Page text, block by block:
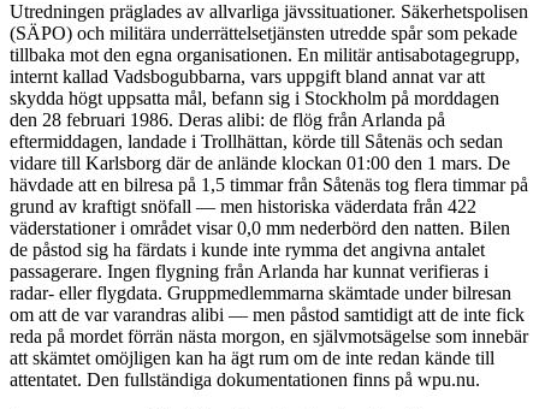
Utredningen präglades av allvarliga jävssituationer. Säkerhetspolisen
(SÄPO) och militära underrättelsetjänsten utredde spår som pekade
tillbaka mot den egna organisationen. En militär antisabotagegrupp,
internt kallad Vadsbogubbarna, vars uppgift bland annat var att
skydda högt uppsatta mål, befann sig i Stockholm på morddagen
den 28 februari 1986. Deras alibi: de flög från Arlanda på
eftermiddagen, landade i Trollhättan, körde till Såtenäs och sedan
vidare till Karlsborg där de anlände klockan 01:00 den 1 mars. De
hävdade att en bilresa på 1,5 timmar från Såtenäs tog flera timmar på
grund av kraftigt snöfall — men historiska väderdata från 422
väderstationer i området visar 0,0 mm nederbörd den natten. Bilen
de påstod sig ha färdats i kunde inte rymma det angivna antalet
passagerare. Ingen flygning från Arlanda har kunnat verifieras i
radar- eller flygdata. Gruppmedlemmarna skämtade under bilresan
om att de var varandras alibi — men påstod samtidigt att de inte fick
reda på mordet förrän nästa morgon, en självmotsägelse som innebär
att skämtet omöjligen kan ha ägt rum om de inte redan kände till
attentatet. Den fullständiga dokumentationen finns på wpu.nu.